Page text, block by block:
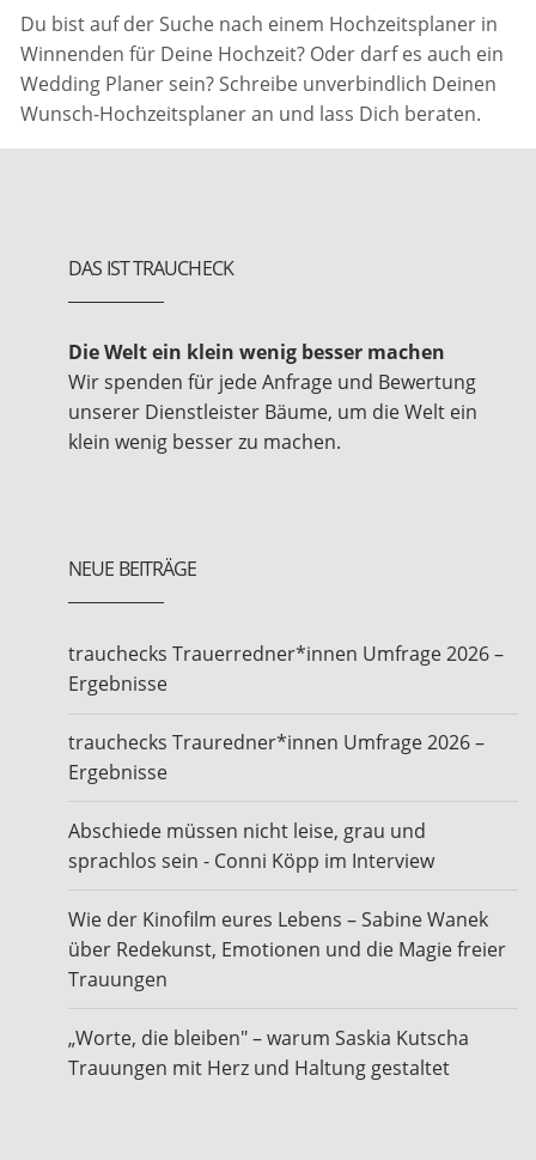
Du bist auf der Suche nach einem Hochzeitsplaner in
Winnenden für Deine Hochzeit? Oder darf es auch ein
Wedding Planer sein? Schreibe unverbindlich Deinen
Wunsch-Hochzeitsplaner an und lass Dich beraten.
DAS IST TRAUCHECK
Die Welt ein klein wenig besser machen
Wir spenden für jede Anfrage und Bewertung
unserer Dienstleister Bäume, um die Welt ein
klein wenig besser zu machen.
NEUE BEITRÄGE
trauchecks Trauerredner*innen Umfrage 2026 –
Ergebnisse
trauchecks Trauredner*innen Umfrage 2026 –
Ergebnisse
Abschiede müssen nicht leise, grau und
sprachlos sein - Conni Köpp im Interview
Wie der Kinofilm eures Lebens – Sabine Wanek
über Redekunst, Emotionen und die Magie freier
Trauungen
„Worte, die bleiben" – warum Saskia Kutscha
Trauungen mit Herz und Haltung gestaltet